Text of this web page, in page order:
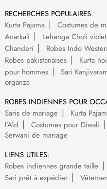
RECHERCHES POPULAIRES:
Kurta Pajama
Costumes de
Anarkali
Lehenga Choli violet
Chanderi
Robes Indo
Robes pakistanaises
Kurta
pour hommes
Sari
organza
ROBES INDIENNES POUR
Saris de mariage
Kurta
l’Aïd
Costumes pour Diwali
Serwani de mariage
LIENS UTILES:
Robes indiennes grande taille
Sari prêt à expédier